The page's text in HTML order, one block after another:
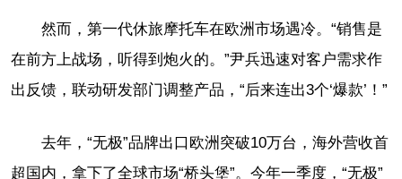
然而，第一代休旅摩托车在欧洲市场遇冷。“销售是
在前方上战场，听得到炮火的。”尹兵迅速对客户需求作
出反馈，联动研发部门调整产品，“后来连出3个‘爆款’！”
去年，“无极”品牌出口欧洲突破10万台，海外营收首
超国内，拿下了全球市场“桥头堡”。今年一季度，“无极”